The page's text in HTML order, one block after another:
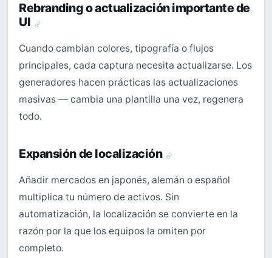
Rebranding o actualización importante de
UI
Cuando cambian colores, tipografía o flujos
principales, cada captura necesita actualizarse. Los
generadores hacen prácticas las actualizaciones
masivas — cambia una plantilla una vez, regenera
todo.
Expansión de localización
Añadir mercados en japonés, alemán o español
multiplica tu número de activos. Sin
automatización, la localización se convierte en la
razón por la que los equipos la omiten por
completo.